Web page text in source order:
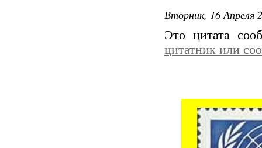
Вторник, 16 Апреля
Это цитата
цитатник или